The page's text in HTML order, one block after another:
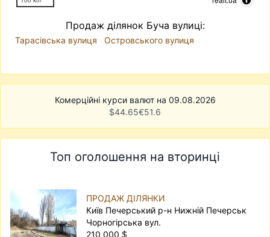
Продаж ділянок Буча вулиці:
Тарасівська вулиця Островського вулиця
Комерційні курси валют на 09.08.2026
$44.65€51.6
Топ оголошення на вторинці
ПРОДАЖ ДІЛЯНКИ
Київ Печерський р-н Нижній Печерськ
Чорногірська вул.
210 000 $